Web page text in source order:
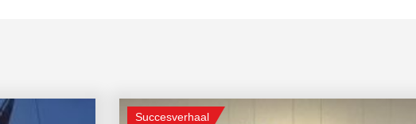
Succesverhaal